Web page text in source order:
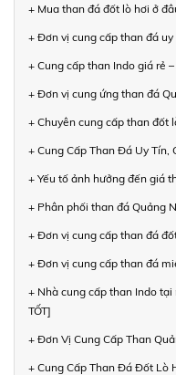
+ Mua than đá đốt lò hơi ở
+ Đơn vị cung cấp than đá
+ Cung cấp than Indo giá rẻ
+ Đơn vị cung ứng than đá
+ Chuyên cung cấp than đốt
+ Cung Cấp Than Đá Uy Tín,
+ Yếu tố ảnh hưởng đến giá
+ Phân phối than đá Quảng
+ Đơn vị cung cấp than đá
+ Đơn vị cung cấp than đá
+ Nhà cung cấp than Indo tại
TỐT]
+ Đơn Vị Cung Cấp Than
+ Cung Cấp Than Đá Đốt Lò